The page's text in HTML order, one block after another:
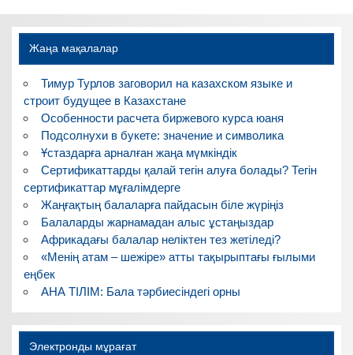
Жаңа мақалалар
Тимур Турлов заговорил на казахском языке и
строит будущее в Казахстане
Особенности расчета биржевого курса юаня
Подсолнухи в букете: значение и символика
Ұстаздарға арналған жаңа мүмкіндік
Сертификаттарды қалай тегін алуға болады? Тегін
сертификаттар мұғалімдерге
Жаңғақтың балаларға пайдасын біле жүріңіз
Балаларды жарнамадан алыс ұстаңыздар
Африкадағы балалар неліктен тез жетіледі?
«Менің атам – шежіре» атты тақырыптағы ғылыми
еңбек
АНА ТІЛІМ: Бала тәрбиесіндегі орны
Электронды мұрағат